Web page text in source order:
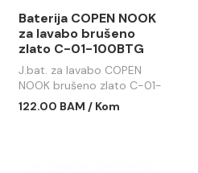
Baterija COPEN NOOK
za lavabo brušeno
zlato C-01-100BTG
J.bat. za lavabo COPEN
NOOK brušeno zlato C-01-
100BTG
122.00 BAM / Kom